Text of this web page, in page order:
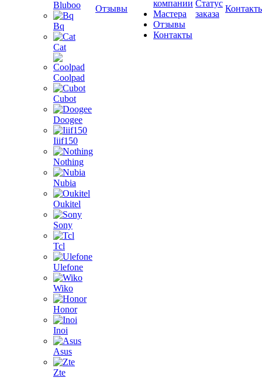
Bluboo
Bq
Cat
Coolpad
Cubot
Doogee
Iiif150
Nothing
Nubia
Oukitel
Sony
Tcl
Ulefone
Wiko
Honor
Inoi
Asus
Zte
Отзывы
компании
Мастера
Отзывы
Контакты
Статус
заказа